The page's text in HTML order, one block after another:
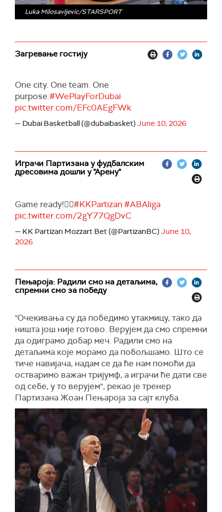
Luka Milosavljevic/STARSPORT
Загревање гостију
One city. One team. One
purpose.#WePlayForDubai
pic.twitter.com/EFc0AEgFWk
— Dubai Basketball (@dubaibasket) June 10, 2026
Играчи Партизана у фудбалским
дресовима дошли у "Арену"
Game ready!✊🏽#KKPartizan #ABAliga
pic.twitter.com/2gY77QgDvC
— KK Partizan Mozzart Bet (@PartizanBC) June 10,
2026
Пењароја: Радили смо на детаљима,
спремни смо за победу
"Очекивања су да победимо утакмицу, тако да
ништа још није готово. Верујем да смо спремни
да одиграмо добар меч. Радили смо на
детаљима које морамо да побољшамо. Што се
тиче навијача, надам се да ће нам помоћи да
остваримо важан тријумф, а играчи ће дати све
од себе, у то верујем", рекао је тренер
Партизана Жоан Пењароја за сајт клуба.